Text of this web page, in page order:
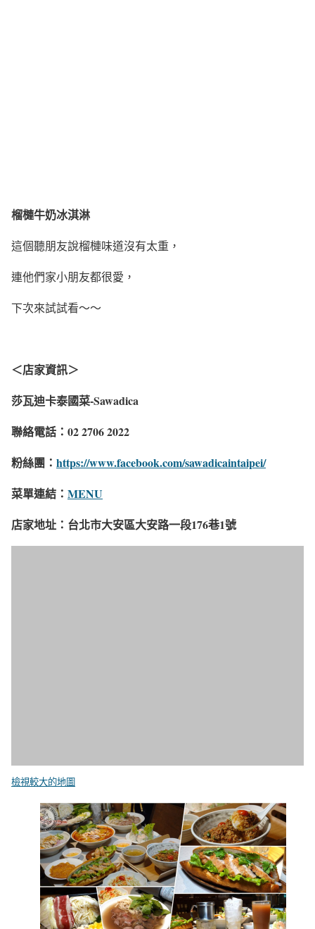
榴槤牛奶冰淇淋
這個聽朋友說榴槤味道沒有太重，
連他們家小朋友都很愛，
下次來試試看～～
＜店家資訊＞
莎瓦迪卡泰國菜-Sawadica
聯絡電話：02 2706 2022
粉絲團： https://www.facebook.com/sawadicaintaipei/
菜單連結： MENU
店家地址：台北市大安區大安路一段176巷1號
檢視較大的地圖